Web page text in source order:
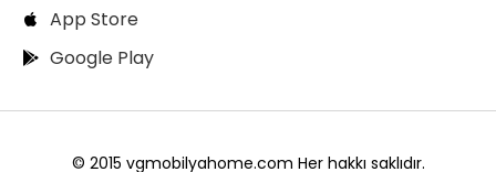
App Store
Google Play
© 2015 vgmobilyahome.com Her hakkı saklıdır.